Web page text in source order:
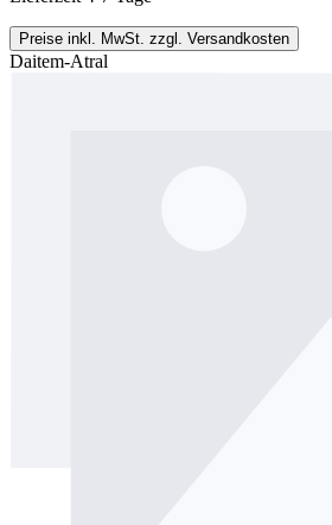
Preise inkl. MwSt. zzgl. Versandkosten
Daitem-Atral